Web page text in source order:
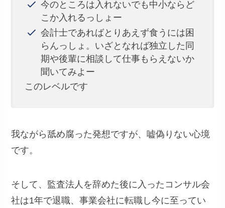
今のところは入れないでも中小ならど
こか入れるっしょー
会計士であればとりあえず食うには困
らんっしょ。いざとなれば独立した同
期や後輩に相談して仕事もらえないか
聞いてみよー
このレベルです
我ながら舐め腐った発想ですが、嘘偽りない心境
です。
そして、監査法人を辞めた後に入ったコンサル会
社は1年で退職、事業会社に転職し今に至ってい